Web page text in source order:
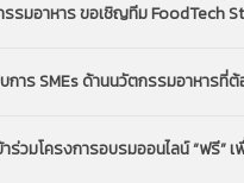
รมอาหาร ขอเชิญทีม FoodTech
าร SMEs ด้านนวัตกรรมอาหารที่
ร่วมโครงการอบรมออนไลน์ “ฟรี